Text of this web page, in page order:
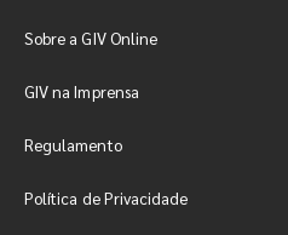
Sobre a GIV Online
GIV na Imprensa
Regulamento
Política de Privacidade